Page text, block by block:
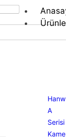
A
Serisi